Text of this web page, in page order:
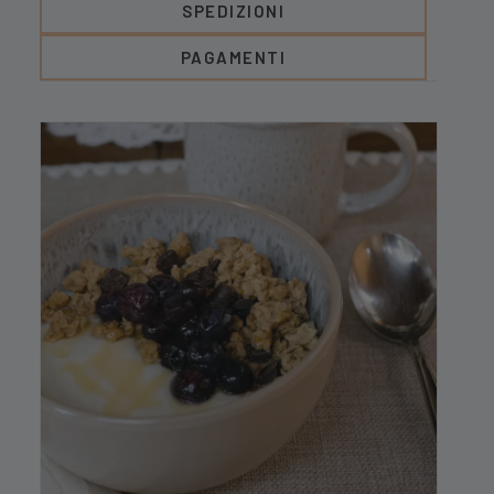
SPEDIZIONI
PAGAMENTI